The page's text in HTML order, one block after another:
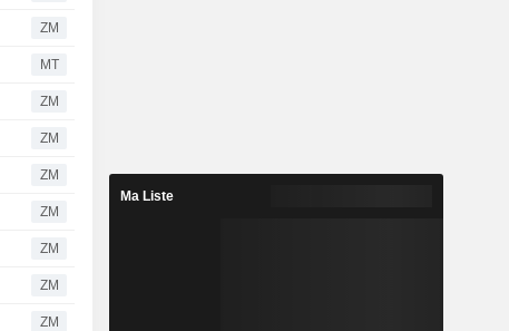
ZM
MT
ZM
ZM
ZM
ZM
ZM
ZM
ZM
Ma Liste